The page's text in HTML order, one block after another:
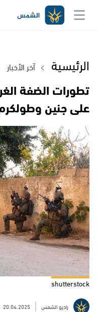
الرئيسية آخر الأخبار
تطورات الضفة
على جنين
shutterstock
راديو الشمس 20.04.2025